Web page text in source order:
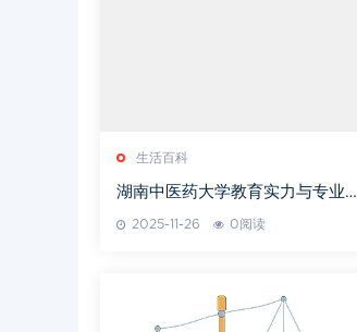
生活百科
湖南中医药大学教育实力与专业特
2025-11-26 0阅读